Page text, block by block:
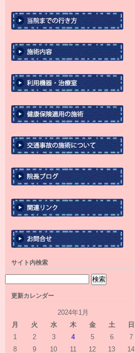
サイト内検索
更新カレンダー
2024年1月
月
火 水 木 金 土
日
1
2 3 4 5 6
7
8
9 10 11 12 13
14